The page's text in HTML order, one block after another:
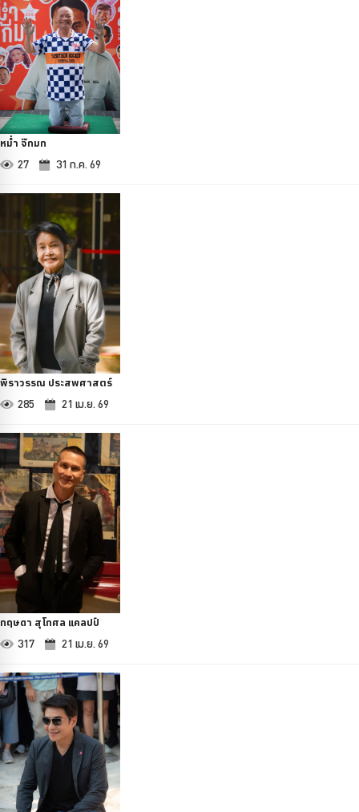
หม่ำ จ๊กมก
27 31 ก.ค. 69
พิราวรรณ ประสพศาสตร์
285 21 เม.ย. 69
กฤษดา สุโกศล แคลปป์
317 21 เม.ย. 69